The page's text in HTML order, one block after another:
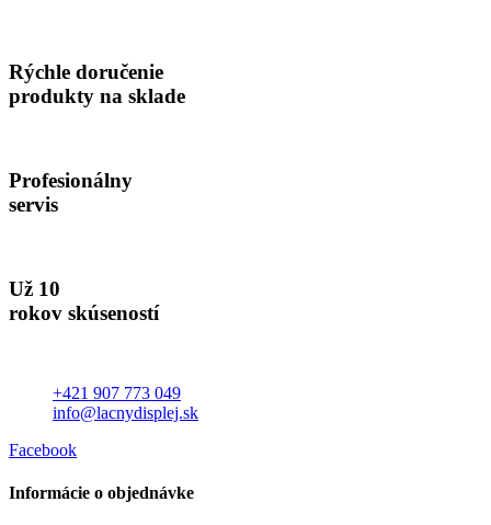
Rýchle doručenie
produkty na sklade
Profesionálny
servis
Už 10
rokov skúseností
+421 907 773 049
info@lacnydisplej.sk
Facebook
Informácie o objednávke